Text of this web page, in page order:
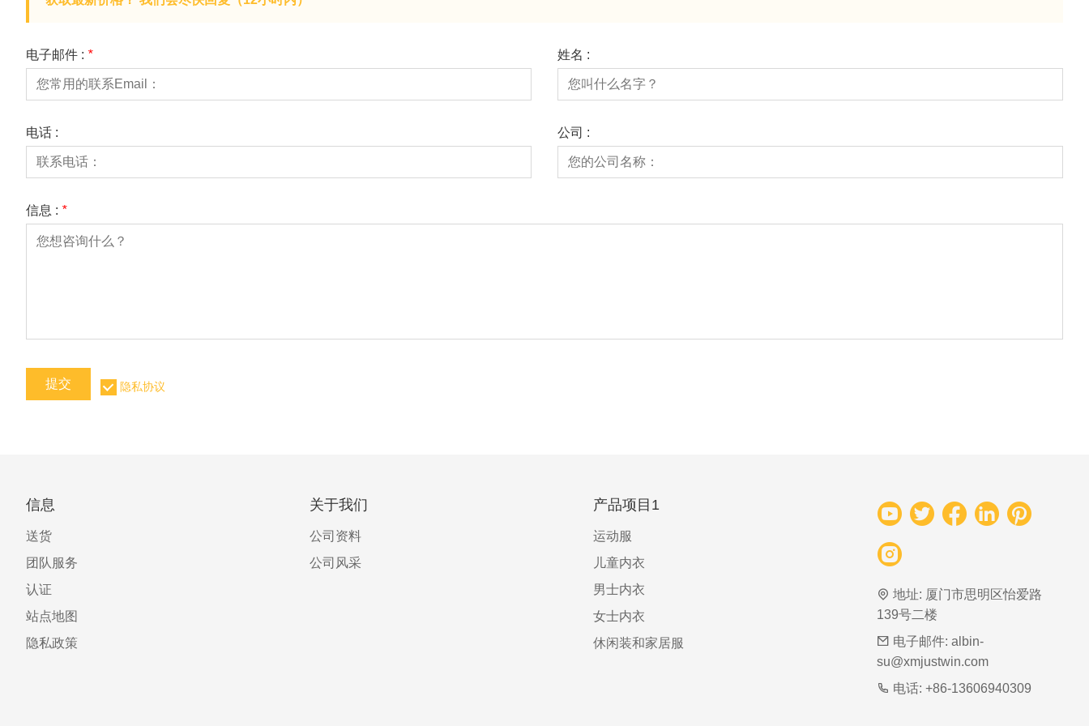
电子邮件 : * 姓名 :
电话 : 公司 :
信息 : *
提交 隐私协议
信息
送货
团队服务
认证
站点地图
隐私政策
关于我们
公司资料
公司风采
产品项目1
运动服
儿童内衣
男士内衣
女士内衣
休闲装和家居服
地址: 厦门市思明区怡爱路
139号二楼
电子邮件: albin-
su@xmjustwin.com
电话: +86-13606940309